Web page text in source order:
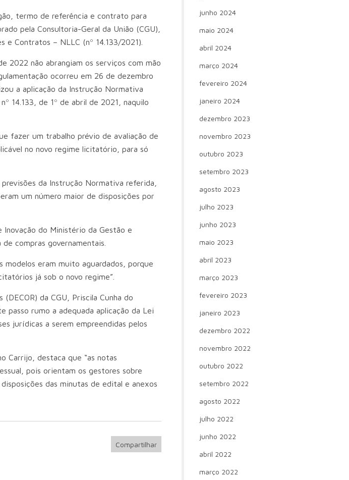
termo de referência e contrato para
pela Consultoria-Geral da União (CGU),
Contratos – NLLC (nº 14.133/2021).
2022 não abrangiam os serviços com mão
ocorreu em 26 de dezembro
a aplicação da Instrução Normativa
14.133, de 1º de abril de 2021, naquilo
fazer um trabalho prévio de avaliação de
no novo regime licitatório, para só
da Instrução Normativa referida,
um número maior de disposições por
do Ministério da Gestão e
compras governamentais.
modelos eram muito aguardados, porque
já sob o novo regime”.
da CGU, Priscila Cunha do
passo rumo a adequada aplicação da Lei
jurídicas a serem empreendidas pelos
Carrijo, destaca que “as notas
pois orientam os gestores sobre
das minutas de edital e anexos
Compartilhar
junho 2024
maio 2024
abril 2024
março 2024
fevereiro 2024
janeiro 2024
dezembro 2023
novembro 2023
outubro 2023
setembro 2023
agosto 2023
julho 2023
junho 2023
maio 2023
abril 2023
março 2023
fevereiro 2023
janeiro 2023
dezembro 2022
novembro 2022
outubro 2022
setembro 2022
agosto 2022
julho 2022
junho 2022
abril 2022
março 2022